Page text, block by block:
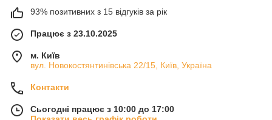
93% позитивних з 15 відгуків за рік
Працює з 23.10.2025
м. Київ
вул. Новокостянтинівська 22/15, Київ, Україна
Контакти
Сьогодні працює з 10:00 до 17:00